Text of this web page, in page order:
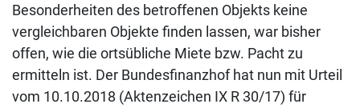
Besonderheiten des betroffenen Objekts keine
vergleichbaren Objekte finden lassen, war bisher
offen, wie die ortsübliche Miete bzw. Pacht zu
ermitteln ist. Der Bundesfinanzhof hat nun mit Urteil
vom 10.10.2018 (Aktenzeichen IX R 30/17) für